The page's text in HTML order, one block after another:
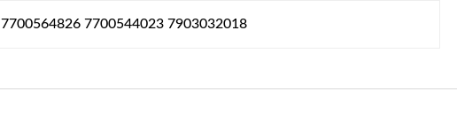
7700564826 7700544023 7903032018